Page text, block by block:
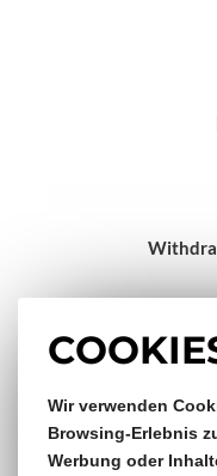
Wir verwenden
Browsing-Erlebnis
Werbung oder
Gratis